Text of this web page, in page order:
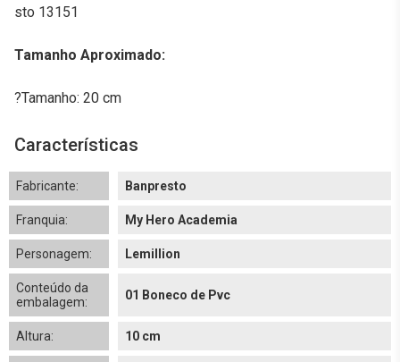
sto 13151
Tamanho Aproximado:
?Tamanho: 20 cm
Características
Fabricante: Banpresto
Franquia: My Hero Academia
Personagem: Lemillion
Conteúdo da
embalagem:
01 Boneco de Pvc
Altura: 10 cm